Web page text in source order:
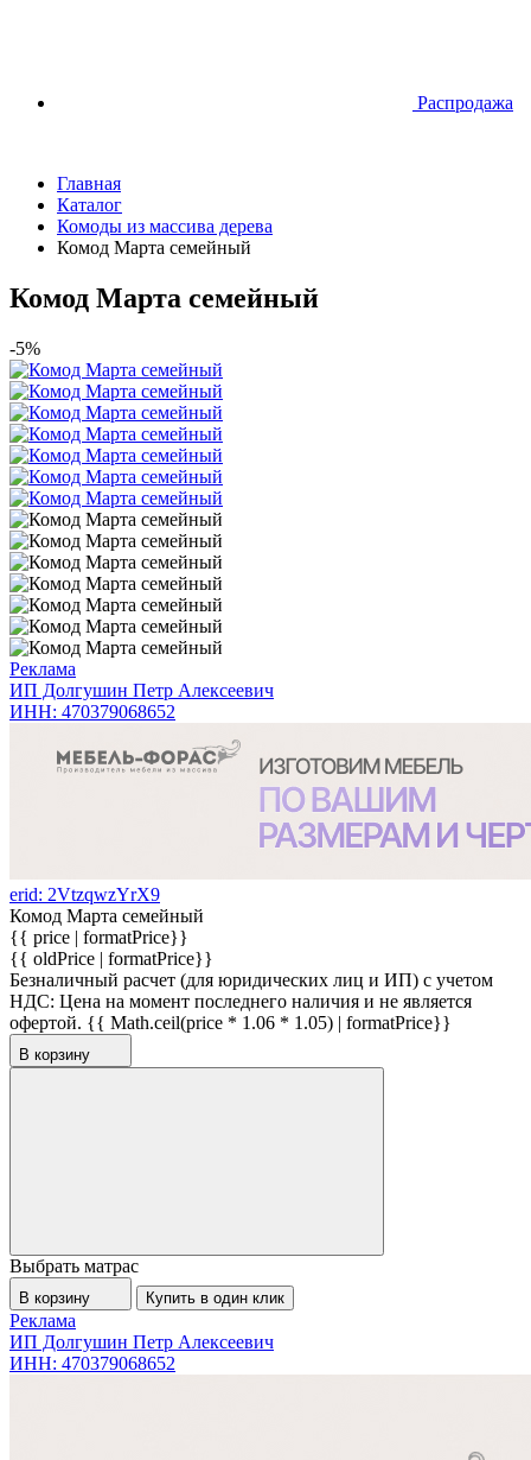
Распродажа
Главная
Каталог
Комоды из массива дерева
Комод Марта семейный
Комод Марта семейный
-5%
Реклама
ИП Долгушин Петр Алексеевич
ИНН: 470379068652
erid: 2VtzqwzYrX9
Комод Марта семейный
{{ price | formatPrice}}
{{ oldPrice | formatPrice}}
Безналичный расчет (для юридических лиц и ИП) с учетом
НДС: Цена на момент последнего наличия и не является
офертой. {{ Math.ceil(price * 1.06 * 1.05) | formatPrice}}
В корзину
Выбрать матрас
В корзину Купить в один клик
Реклама
ИП Долгушин Петр Алексеевич
ИНН: 470379068652